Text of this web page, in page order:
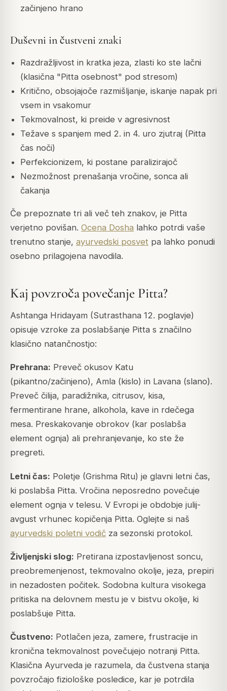
začinjeno hrano
Duševni in čustveni znaki
Razdražljivost in kratka jeza, zlasti ko ste lačni
(klasična "Pitta osebnost" pod stresom)
Kritično, obsojajoče razmišljanje, iskanje napak pri
vsem in vsakomur
Tekmovalnost, ki preide v agresivnost
Težave s spanjem med 2. in 4. uro zjutraj (Pitta
čas noči)
Perfekcionizem, ki postane paralizirajoč
Nezmožnost prenašanja vročine, sonca ali
čakanja
Če prepoznate tri ali več teh znakov, je Pitta
verjetno povišan. Ocena Dosha lahko potrdi vaše
trenutno stanje, ayurvedski posvet pa lahko ponudi
osebno prilagojena navodila.
Kaj povzroča povečanje Pitta?
Ashtanga Hridayam (Sutrasthana 12. poglavje)
opisuje vzroke za poslabšanje Pitta s značilno
klasično natančnostjo:
Prehrana: Preveč okusov Katu
(pikantno/začinjeno), Amla (kislo) in Lavana (slano).
Preveč čilija, paradižnika, citrusov, kisa,
fermentirane hrane, alkohola, kave in rdečega
mesa. Preskakovanje obrokov (kar poslabša
element ognja) ali prehranjevanje, ko ste že
pregreti.
Letni čas: Poletje (Grishma Ritu) je glavni letni čas,
ki poslabša Pitta. Vročina neposredno povečuje
element ognja v telesu. V Evropi je obdobje julij-
avgust vrhunec kopičenja Pitta. Oglejte si naš
ayurvedski poletni vodič za sezonski protokol.
Življenjski slog: Pretirana izpostavljenost soncu,
preobremenjenost, tekmovalno okolje, jeza, prepiri
in nezadosten počitek. Sodobna kultura visokega
pritiska na delovnem mestu je v bistvu okolje, ki
poslabšuje Pitta.
Čustveno: Potlačen jeza, zamere, frustracije in
kronična tekmovalnost povečujejo notranji Pitta.
Klasična Ayurveda je razumela, da čustvena stanja
povzročajo fiziološke posledice, kar je potrdila